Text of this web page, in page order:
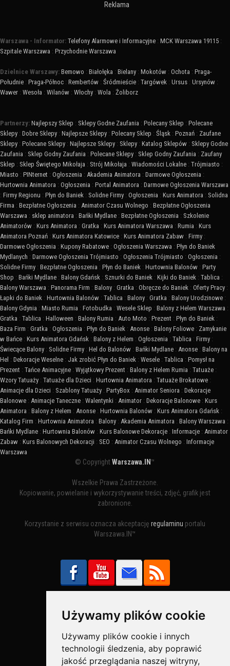
Używamy plików cookie
Używamy plików cookie i innych
technologii śledzenia, aby poprawić
jakość przeglądania naszej witryny,
Reklama
Warszawa - Informator: Telefony Alarmowe i Informacyjne : MCK Warszawa 19115 :
Szpitale Warszawa : Przychodnie Warszawa
Dzielnice Warszawy: Bemowo : Białołęka : Bielany : Mokotów : Ochota : Praga-
Południe : Praga-Północ : Rembertów : Śródmieście : Targówek : Ursus : Ursynów :
Wawer : Wesoła : Wilanów : Włochy : Wola : Żoliborz
Partnerzy: Najlepszy Sklep : Sklepy Godne Zaufania : Polecany Sklep : Polecane
Sklepy : Dobre Sklepy : Najlepsze Sklepy : Polecany Sklep : Śląsk : Poznań : Zaufane
Sklepy : Polecane Sklepy : Najlepsze Sklepy : Sklepy : Katalog Sklepów : Sklepy Godne
Zaufania : Sklep Godny Zaufania : Polecane Sklepy : Sklep Godny Zaufania : Zaufany
Sklep : Sklep Świętego Mikołaja : Strój Mikołaja : Wiadomości Lokalne : Trójmiasto :
Miasto : PINternet : Ogłoszenia : Akademia Animatora : Darmowe Ogłoszenia :
Hurtownia Animatora : Ogłoszenia : Portal Animatora : Darmowe Ogłoszenia Warszawa
: Firmy Regionu : Płyn do Baniek : Solidne Firmy : Ogłoszenia : Kurs Animatora : Solidna
Firma : Bezpłatne Ogłoszenia : Animator Czasu Wolnego : Bezpłatne Ogłoszenia
Warszawa : sklep animatora : Bańki Mydlane : Bezpłatne Ogłoszenia : Szkolenie
Animatorów : Kurs Animatora : Gratka : Kurs Animatora Warszawa : Rumia : Kurs
Animatora Poznań : Kurs Animatora Katowice : Kurs Animatora Zabaw : Firmy :
Darmowe Ogłoszenia : Kupony Rabatowe : Ogłoszenia Warszawa : Płyn do Baniek
Mydlanych : Darmowe Ogłoszenia Trójmiasto : Ogłoszenia Trójmiasto : Ogłoszenia :
Solidne Firmy : Bezpłatne Ogłoszenia : Płyn do Baniek : Hurtownia Balonów : Party
Shop : Bańki Mydlane : Balony Gdańsk : Sznurki do Baniek : Kijki do Baniek : Tablica :
Balony Warszawa : Panorama Firm : Balony : Gratka : Obręcze do Baniek : Oferty Pracy :
Łapki do Baniek : Hurtownia Balonów : Tablica : Balony : Gratka : Balony Urodzinowe :
Balony Gdynia : Miasto Rumia : Fotobudka : Wesele Sklep : Balony z Helem Warszawa :
Gratka : Tablica : Halloween : Balony Rumia : Auto Moto : Prezent : Płyn do Baniek :
Baza Firm : Gratka : Ogłoszenia : Płyn do Baniek : Anonse : Balony Foliowe : Zamykanie
w Bańce : Kurs Animatora Gdańsk : Balony z Helem : Ogłoszenia : Tablica : Firmy :
Świecące Balony : Solidne Firmy : Hel do Balonów : Bańki Mydlane : Anonse : Balony na
Hel : Dekoracje Weselne : Jak zrobić Płyn do Baniek : Wesele : Tablica : Pomysł na
Prezent : Tańce Animacyjne : Wyjątkowy Prezent : Balony z Helem Rumia : Tatuaże :
Wzory Tatuaży : Tatuaże dla Dzieci : Hurtownia Animatora : Tatuaże Brokatowe :
Animacje dla Dzieci : Szablony Tatuaży : PartyBox : Animator Seniora : Dekoracje
Balonowe : Animacje Taneczne : Walentynki : Animator : Dekoracje Balonowe : Kurs
Animatora : Balony z Helem : Anonse : Hurtownia Balonów : Kurs Animatora Gdańsk :
Katalog Firm : Hurtownia Animatora : Balony : Akademia Animatora : Balony Warszawa :
Bańki Mydlane : Hurtownia Balonów : Kurs Balonowe Dekoracje : Informacje : Animator
Zabaw : Kurs Balonowych Dekoracji : SEO : Animator Czasu Wolnego : Informacje
Warszawa
© CopyrightWarszawa.IN ™
Wszelkie Prawa Zastrzeżone.
Kopiowanie, powielanie i wykorzystywanie treści, zdjęć, grafik jest
zabronione.
Korzystanie z serwisu oznacza akceptację regulaminu portalu
Warszawa.IN™
Bezpieczne Płatności obsługuje: